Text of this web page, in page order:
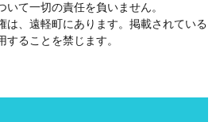
て一切の責任を負いません。
は、遠軽町にあります。掲載されている
ることを禁じます。